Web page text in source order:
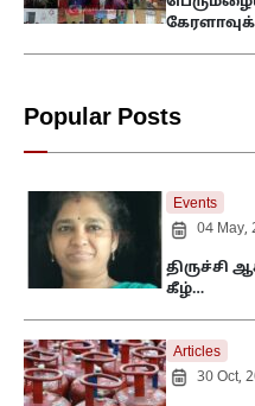
Popular Posts
Events
04 May,
திருச்சி
கீழ்…
Articles
30 Oct,